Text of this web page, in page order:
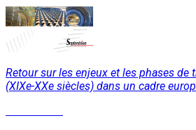
Retour sur les enjeux et les phases de
(XIXe-XXe siècles) dans un cadre